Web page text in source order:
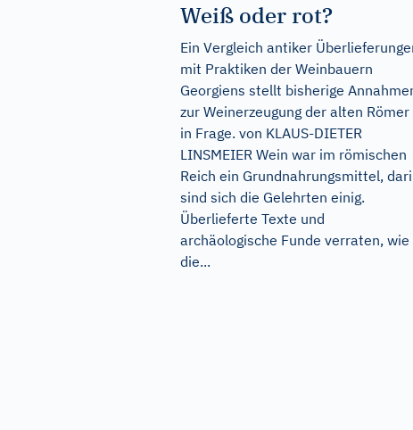
Weiß oder rot?
Ein Vergleich antiker
mit Praktiken der Weinbauern
Georgiens stellt bisherige
zur Weinerzeugung der alten Römer
in Frage. von KLAUS-DIETER
LINSMEIER Wein war im römischen
Reich ein Grundnahrungsmittel,
sind sich die Gelehrten einig.
Überlieferte Texte und
archäologische Funde verraten, wie
die...